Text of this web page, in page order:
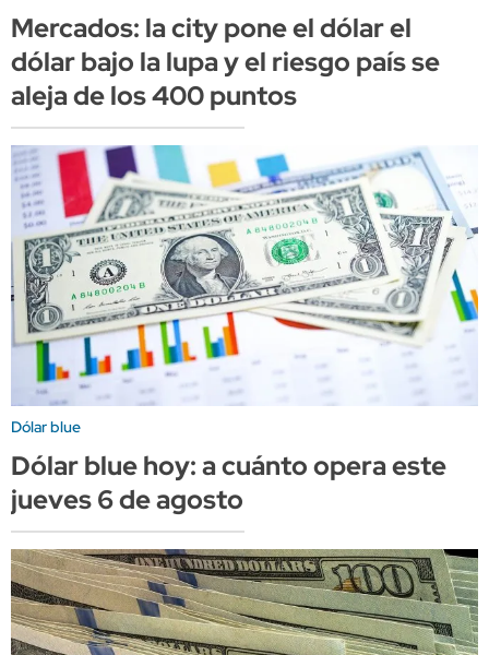
Mercados: la city pone el dólar el
dólar bajo la lupa y el riesgo país se
aleja de los 400 puntos
Dólar blue
Dólar blue hoy: a cuánto opera este
jueves 6 de agosto